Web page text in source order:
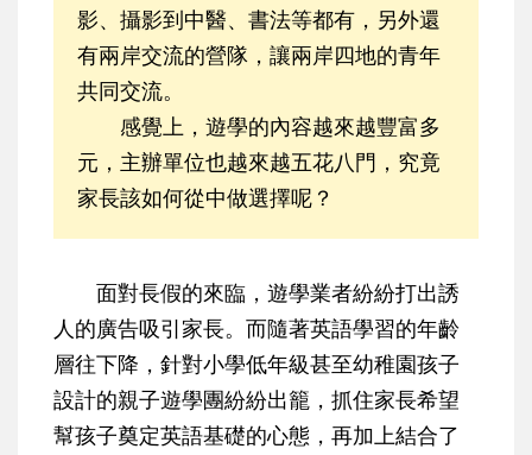
影、攝影到中醫、書法等都有，另外還
有兩岸交流的營隊，讓兩岸四地的青年
共同交流。
感覺上，遊學的內容越來越豐富多
元，主辦單位也越來越五花八門，究竟
家長該如何從中做選擇呢？
面對長假的來臨，遊學業者紛紛打出誘
人的廣告吸引家長。而隨著英語學習的年齡
層往下降，針對小學低年級甚至幼稚園孩子
設計的親子遊學團紛紛出籠，抓住家長希望
幫孩子奠定英語基礎的心態，再加上結合了